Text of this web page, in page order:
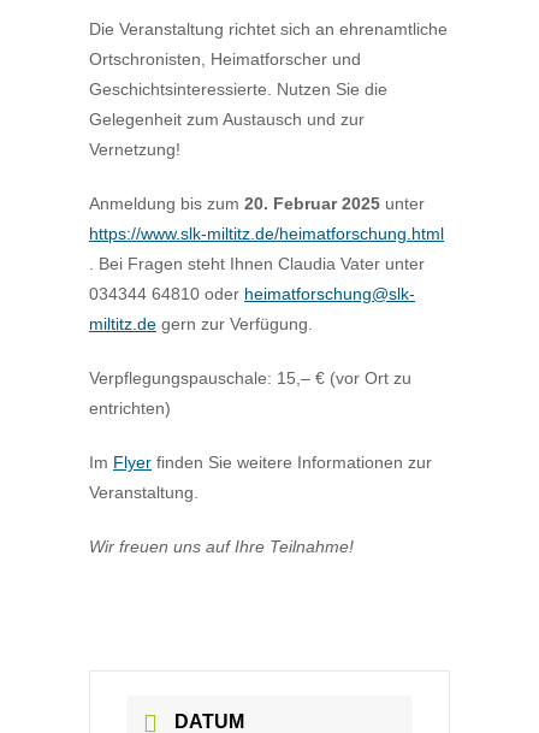
Die Veranstaltung richtet sich an ehrenamtliche
Ortschronisten, Heimatforscher und
Geschichtsinteressierte. Nutzen Sie die
Gelegenheit zum Austausch und zur
Vernetzung!
Anmeldung bis zum 20. Februar 2025 unter
https://www.slk-miltitz.de/heimatforschung.html
. Bei Fragen steht Ihnen Claudia Vater unter
034344 64810 oder heimatforschung@slk-
miltitz.de gern zur Verfügung.
Verpflegungspauschale: 15,– € (vor Ort zu
entrichten)
Im Flyer finden Sie weitere Informationen zur
Veranstaltung.
Wir freuen uns auf Ihre Teilnahme!
DATUM